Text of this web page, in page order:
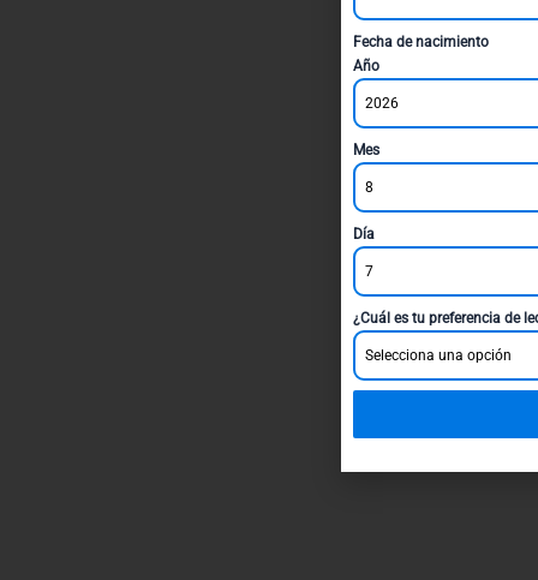
Fecha de nacimiento
Año
2026
Mes
8
Día
7
¿Cuál es tu preferencia de
Selecciona una opción